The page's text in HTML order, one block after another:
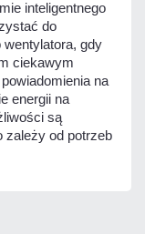
inteligentnego
do
gdy
ciekawym
na
energii na
są
zależy od potrzeb